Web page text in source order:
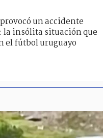
un accidente
la insólita situación que
el fútbol uruguayo